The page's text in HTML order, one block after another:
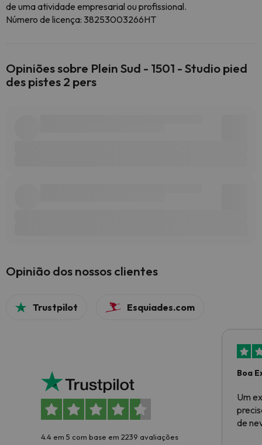
de uma atividade empresarial ou profissional.
Número de licença: 38253003266HT
Opiniões sobre Plein Sud - 1501 - Studio pied
des pistes 2 pers
Opinião dos nossos clientes
Trustpilot Esquiades.com
4.4 em 5 com base em 2239 avaliações
Boa
Um
de